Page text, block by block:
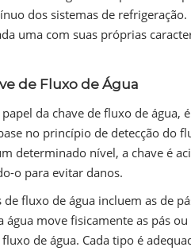
dos sistemas de
uma com suas próprias
de Fluxo de Água
da chave de fluxo de água,
no princípio de detecção do
determinado nível, a chave é
o para evitar danos.
fluxo de água incluem as de
água move fisicamente as pás
de água. Cada tipo é